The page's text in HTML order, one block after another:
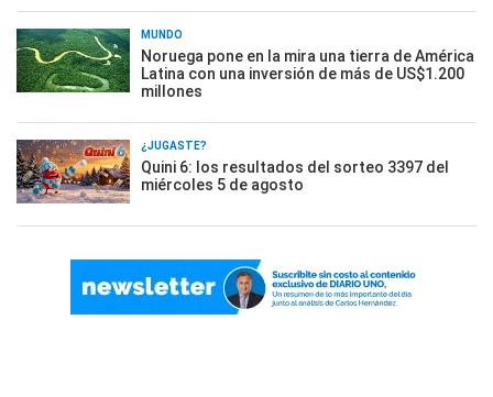
MUNDO
Noruega pone en la mira una tierra de América
Latina con una inversión de más de US$1.200
millones
¿JUGASTE?
Quini 6: los resultados del sorteo 3397 del
miércoles 5 de agosto